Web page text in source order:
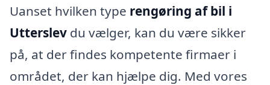
Uanset hvilken type rengøring af bil i
Utterslev du vælger, kan du være sikker
på, at der findes kompetente firmaer i
området, der kan hjælpe dig. Med vores